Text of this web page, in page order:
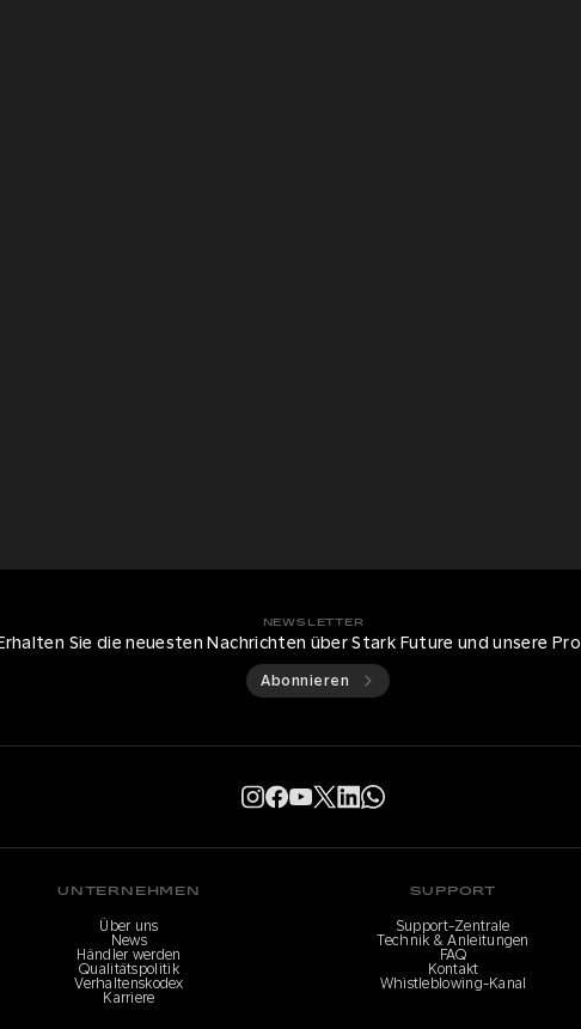
NEWSLETTER
Sie die neuesten Nachrichten über Stark Future und unsere
Abonnieren
UNTERNEHMEN
Über uns
News
Händler werden
Qualitätspolitik
Verhaltenskodex
Karriere
SUPPORT
Support-Zentrale
Technik & Anleitungen
FAQ
Kontakt
Whistleblowing-Kanal